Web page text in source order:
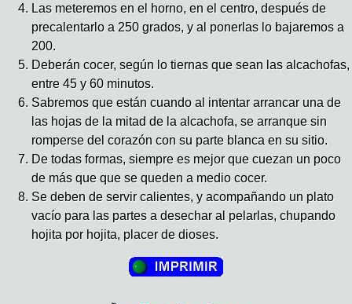
Las meteremos en el horno, en el centro, después de
precalentarlo a 250 grados, y al ponerlas lo bajaremos a
200.
Deberán cocer, según lo tiernas que sean las alcachofas,
entre 45 y 60 minutos.
Sabremos que están cuando al intentar arrancar una de
las hojas de la mitad de la alcachofa, se arranque sin
romperse del corazón con su parte blanca en su sitio.
De todas formas, siempre es mejor que cuezan un poco
de más que que se queden a medio cocer.
Se deben de servir calientes, y acompañando un plato
vacío para las partes a desechar al pelarlas, chupando
hojita por hojita, placer de dioses.